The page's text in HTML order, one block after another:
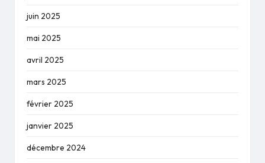
juin 2025
mai 2025
avril 2025
mars 2025
février 2025
janvier 2025
décembre 2024